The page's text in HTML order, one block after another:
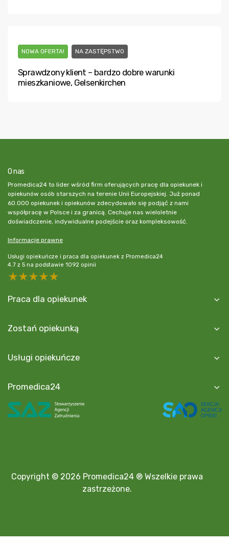
NOWA OFERTA! NA ZASTĘPSTWO
Sprawdzony klient – bardzo dobre warunki
mieszkaniowe, Gelsenkirchen
O nas
Promedica24 to lider wśród firm oferujących pracę dla opiekunek i
opiekunów osób starszych na terenie Unii Europejskiej. Już ponad
60.000 opiekunek i opiekunów zdecydowało się podjąć z nami
współpracę w Polsce i za granicą. Cechuje nas wieloletnie
doświadczenie, indywidualne podejście oraz kompleksowość.
Informacje prawne
Usługi opiekuńcze i praca dla opiekunek z Promedica24
4.7 z 5 na podstawie 1092 opinii
5 stars
4 stars
3 stars
2 stars
Praca dla opiekunek
Zostań opiekunką
Usługi opiekuńcze
Promedica24
Copyright © 2026 Promedica24 ® Wszelkie prawa
zastrzeżone.